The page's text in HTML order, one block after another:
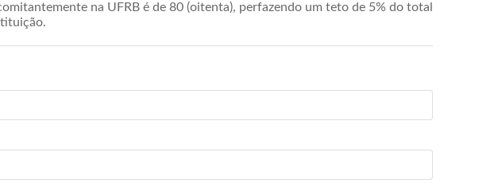
na UFRB é de 80 (oitenta), perfazendo um teto de 5% do total